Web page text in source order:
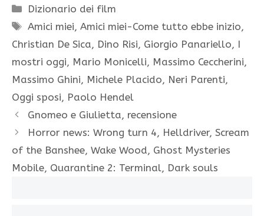
Categorie
Dizionario dei film
Tag
Amici miei,Amici miei-Come tutto ebbe inizio,
Christian De Sica, Dino Risi, Giorgio Panariello, I
mostri oggi, Mario Monicelli, Massimo Ceccherini,
Massimo Ghini, Michele Placido, Neri Parenti,
Oggi sposi, Paolo Hendel
Gnomeo e Giulietta, recensione
Horror news: Wrong turn 4, Helldriver, Scream
of the Banshee, Wake Wood, Ghost Mysteries
Mobile, Quarantine 2: Terminal, Dark souls